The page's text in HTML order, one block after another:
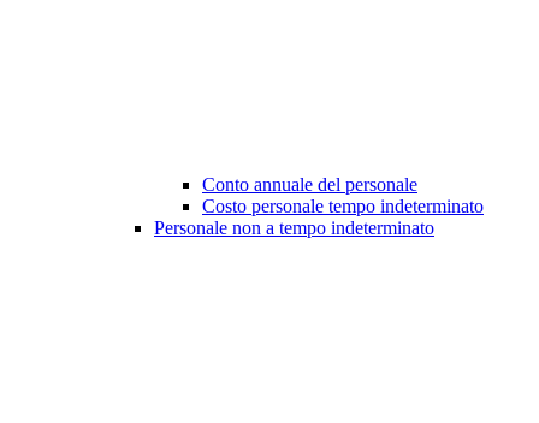
Conto annuale del personale
Costo personale tempo indeterminato
Personale non a tempo indeterminato